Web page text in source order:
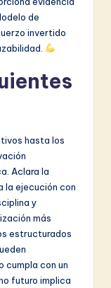
de
invertido
hasta los
Aclara la
la ejecución con
y
más
estructurados
cumpla con un
futuro implica